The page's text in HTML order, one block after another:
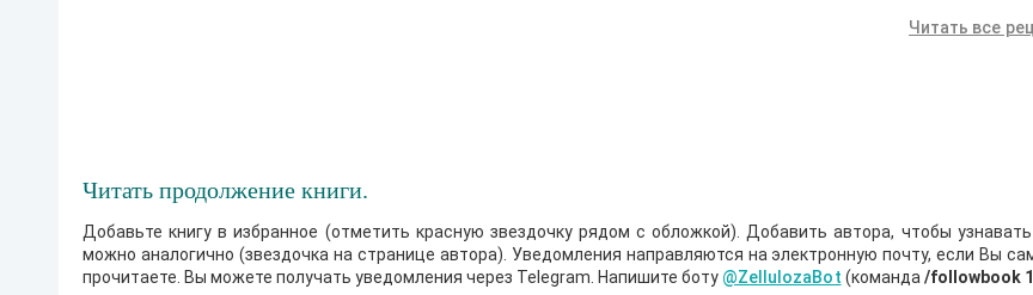
о
р
а
А
л
е
Читать все
Читать продолжение книги.
Добавьте книгу в избранное (отметить красную звездочку рядом с обложкой). Добавить автора, чтобы
можно аналогично (звездочка на странице автора). Уведомления направляются на электронную почту, если Вы
прочитаете. Вы можете получать уведомления через Telegram. Напишите боту @ZellulozaBot (команда /followbook